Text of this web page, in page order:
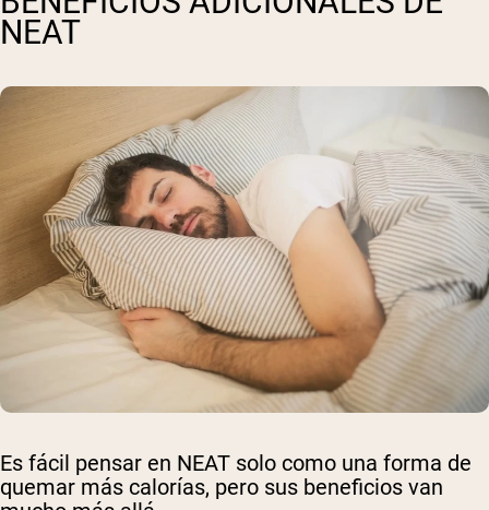
NEAT
Es fácil pensar en NEAT solo como una forma de
quemar más calorías, pero sus beneficios van